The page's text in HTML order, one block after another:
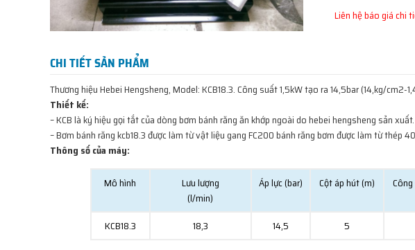
Liên hệ báo giá chi
CHI TIẾT SẢN PHẨM
Thương hiệu Hebei Hengsheng, Model: KCB18.3. Công suất 1,5kW tạo ra 14,5bar (14,kg/
Thiết kế:
– KCB là ký hiệu gọi tắt của dòng bơm bánh răng ăn khớp ngoài do hebei hengsheng sản xuất.
– Bơm bánh răng kcb18.3 được làm từ vật liệu gang FC200 bánh răng bơm được làm từ thép
Thông số của máy:
Mô hình
Lưu lượng
(l/min)
Áp lực (bar) Cột áp hút (m)
KCB18.3
18,3 14,5 5